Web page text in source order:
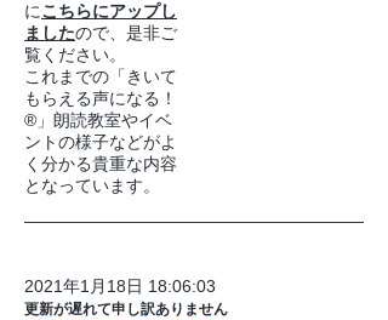
にこちらにアップし
ましたので、是非ご
覧ください。
これまでの「きいて
もらえる声になる！
®」朗読教室やイベ
ントの様子などがよ
く分かる貴重な内容
となっています。
2021年1月18日 18:06:03
更新が遅れて申し訳ありません